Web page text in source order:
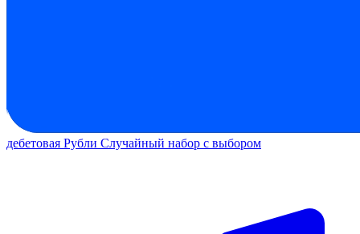
дебетовая Рубли Случайный набор с выбором